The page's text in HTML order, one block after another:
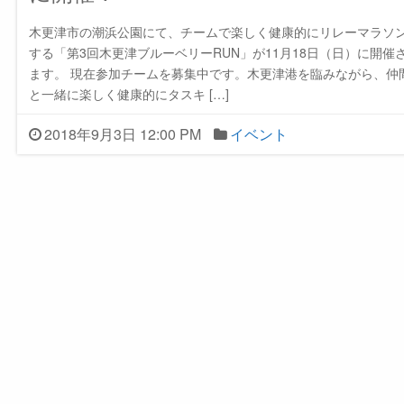
木更津市の潮浜公園にて、チームで楽しく健康的にリレーマラソ
する「第3回木更津ブルーベリーRUN」が11月18日（日）に開催
ます。 現在参加チームを募集中です。木更津港を臨みながら、仲
と一緒に楽しく健康的にタスキ […]
2018年9月3日 12:00 PM イベント